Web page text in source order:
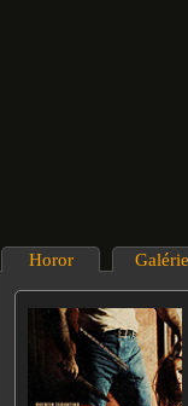
Horor Galérie